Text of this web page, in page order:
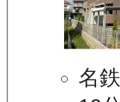
名